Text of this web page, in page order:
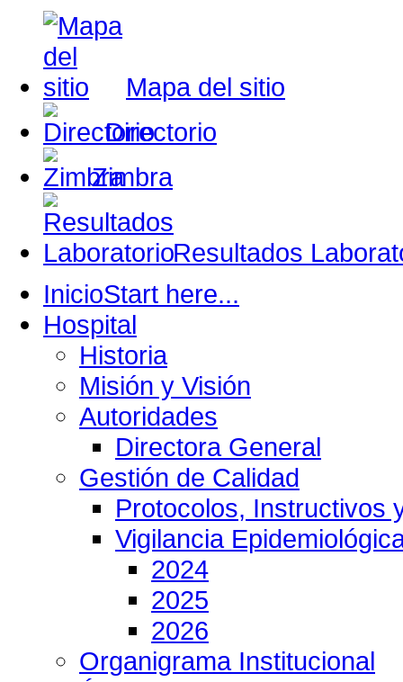
Mapa del sitio
Directorio
Zimbra
Resultados
InicioStart here...
Hospital
Historia
Misión y Visión
Autoridades
Directora General
Gestión de Calidad
Protocolos, Instructivos
Vigilancia
2024
2025
2026
Organigrama Institucional